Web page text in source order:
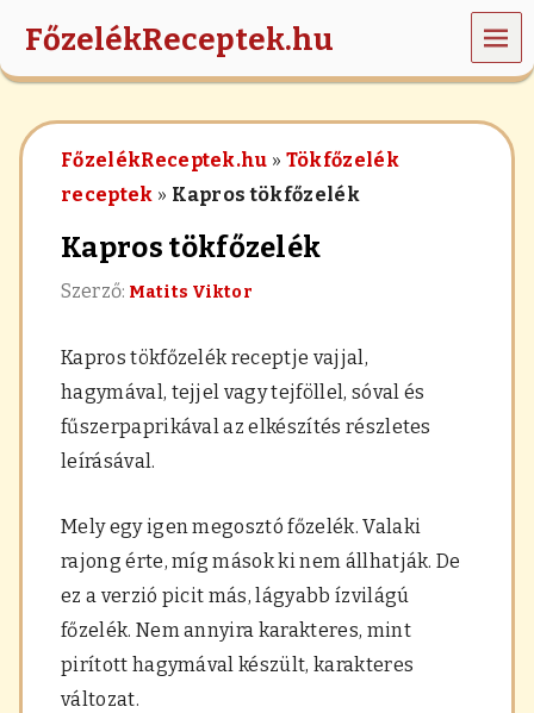
FőzelékReceptek.hu
l
MEN
Ü
FőzelékReceptek.hu » Tökfőzelék
receptek » Kapros tökfőzelék
Kapros tökfőzelék
Szerző: Matits Viktor
Kapros tökfőzelék receptje vajjal,
hagymával, tejjel vagy tejföllel, sóval és
fűszerpaprikával az elkészítés részletes
leírásával.
Mely egy igen megosztó főzelék. Valaki
rajong érte, míg mások ki nem állhatják. De
ez a verzió picit más, lágyabb ízvilágú
főzelék. Nem annyira karakteres, mint
pirított hagymával készült, karakteres
változat.